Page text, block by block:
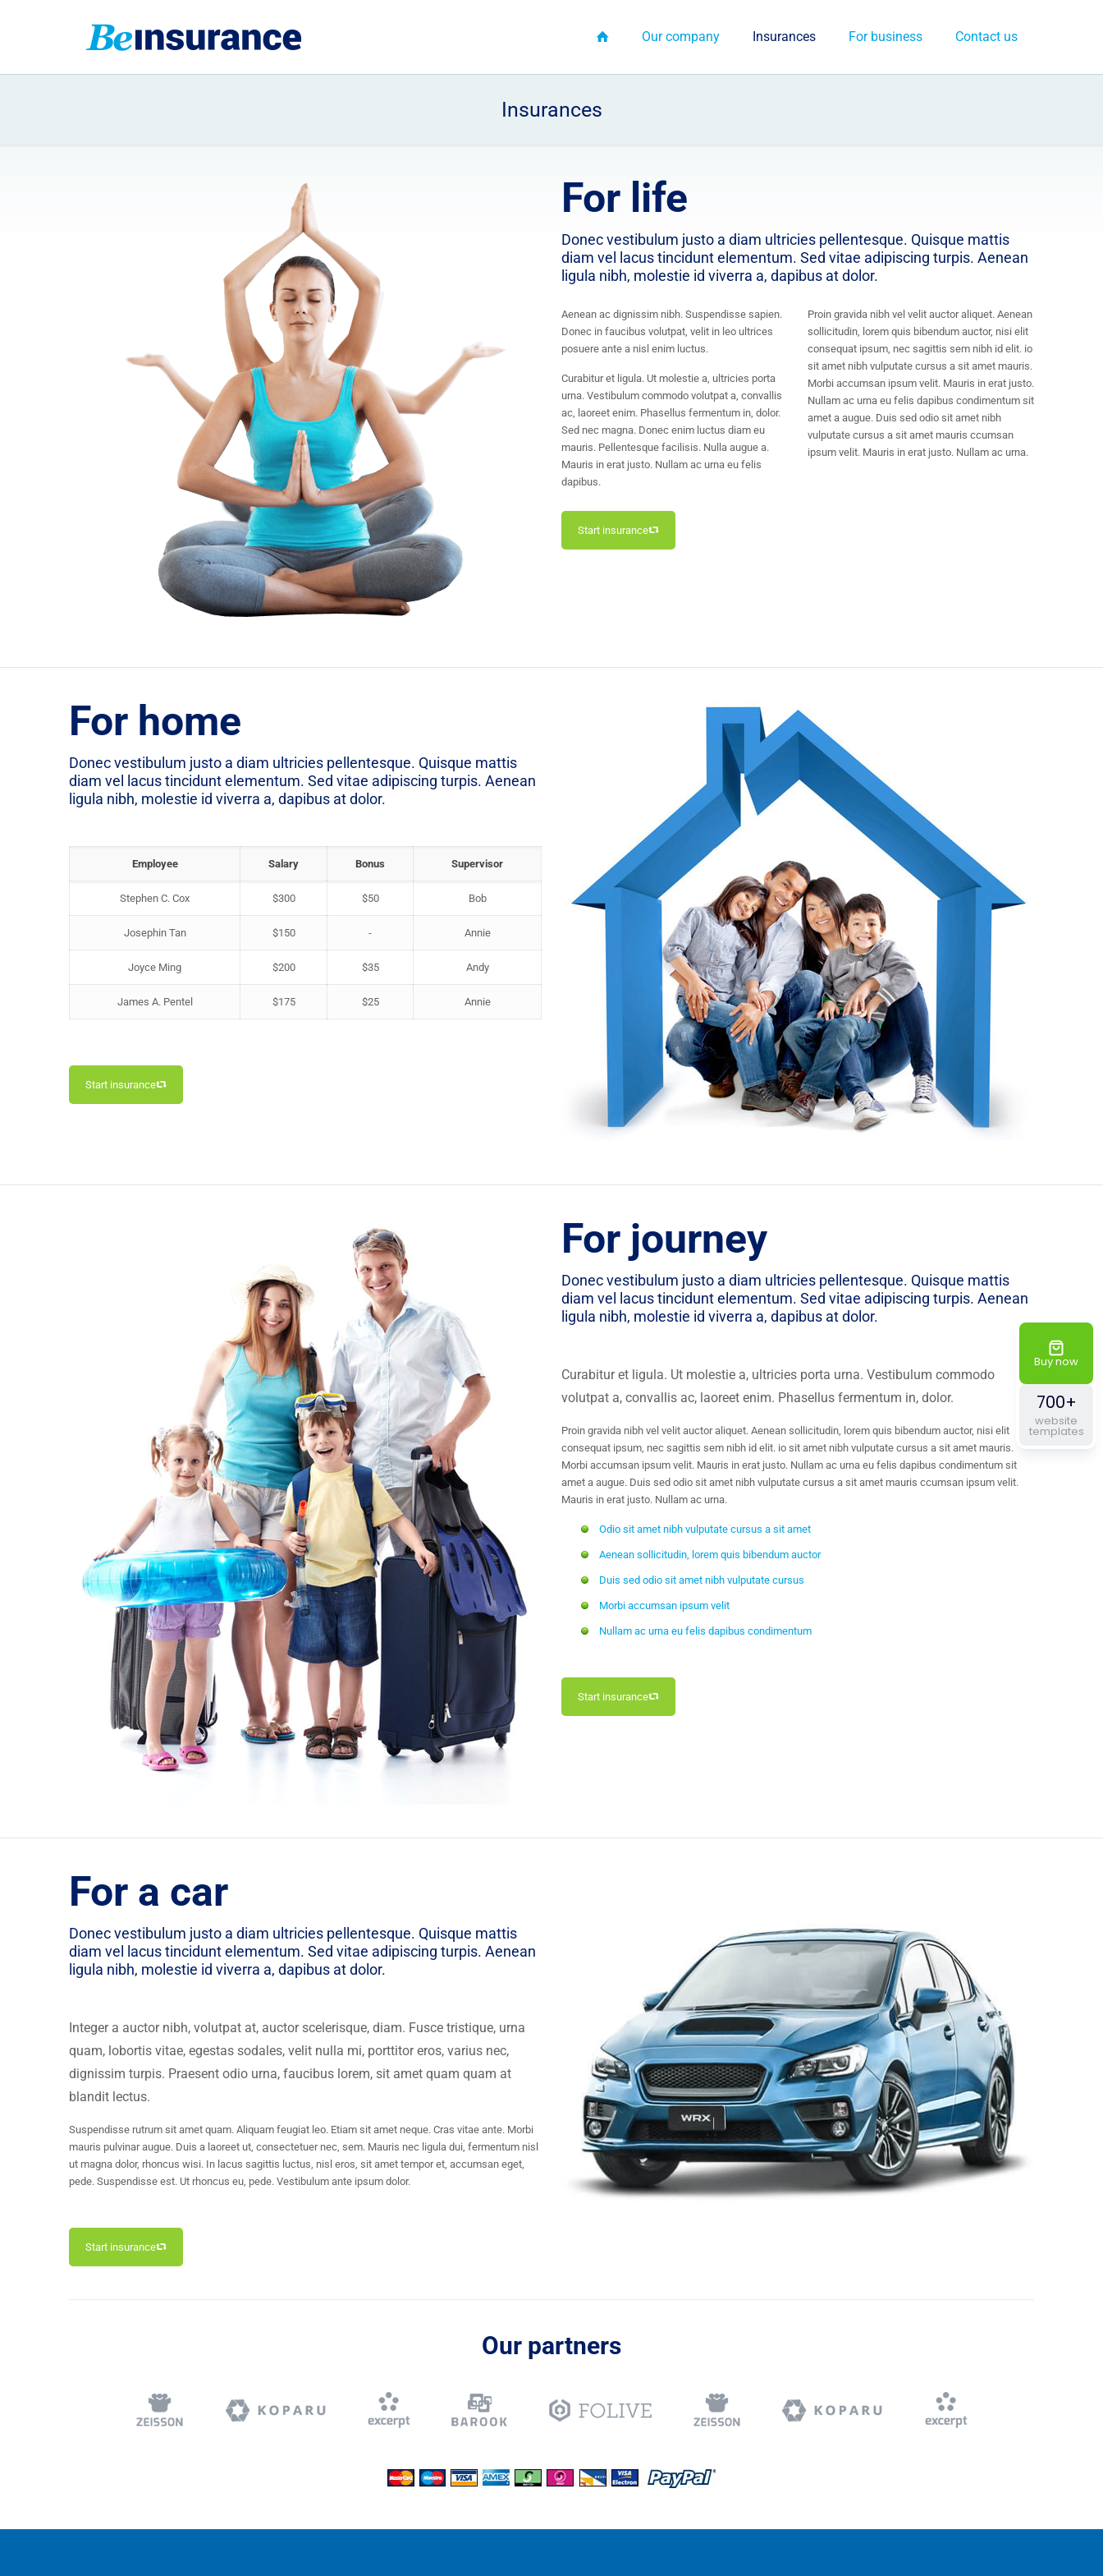
Our company Insurances For business Contact us
Insurances
For life
Donec vestibulum justo a diam ultricies pellentesque. Quisque mattis
diam vel lacus tincidunt elementum. Sed vitae adipiscing turpis. Aenean
ligula nibh, molestie id viverra a, dapibus at dolor.
Aenean ac dignissim nibh. Suspendisse sapien.
Donec in faucibus volutpat, velit in leo ultrices
posuere ante a nisl enim luctus.
Curabitur et ligula. Ut molestie a, ultricies porta
urna. Vestibulum commodo volutpat a, convallis
ac, laoreet enim. Phasellus fermentum in, dolor.
Sed nec magna. Donec enim luctus diam eu
mauris. Pellentesque facilisis. Nulla augue a.
Mauris in erat justo. Nullam ac urna eu felis
dapibus.
Proin gravida nibh vel velit auctor aliquet. Aenean
sollicitudin, lorem quis bibendum auctor, nisi elit
consequat ipsum, nec sagittis sem nibh id elit. io
sit amet nibh vulputate cursus a sit amet mauris.
Morbi accumsan ipsum velit. Mauris in erat justo.
Nullam ac urna eu felis dapibus condimentum sit
amet a augue. Duis sed odio sit amet nibh
vulputate cursus a sit amet mauris ccumsan
ipsum velit. Mauris in erat justo. Nullam ac urna.
Start insurance
For home
Donec vestibulum justo a diam ultricies pellentesque. Quisque mattis
diam vel lacus tincidunt elementum. Sed vitae adipiscing turpis. Aenean
ligula nibh, molestie id viverra a, dapibus at dolor.
Employee Salary Bonus Supervisor
Stephen C. Cox $300 $50 Bob
Josephin Tan $150 - Annie
Joyce Ming $200 $35 Andy
James A. Pentel $175 $25 Annie
Start insurance
For journey
Donec vestibulum justo a diam ultricies pellentesque. Quisque mattis
diam vel lacus tincidunt elementum. Sed vitae adipiscing turpis. Aenean
ligula nibh, molestie id viverra a, dapibus at dolor.
Curabitur et ligula. Ut molestie a, ultricies porta urna. Vestibulum commodo
volutpat a, convallis ac, laoreet enim. Phasellus fermentum in, dolor.
Proin gravida nibh vel velit auctor aliquet. Aenean sollicitudin, lorem quis bibendum auctor, nisi elit
consequat ipsum, nec sagittis sem nibh id elit. io sit amet nibh vulputate cursus a sit amet mauris.
Morbi accumsan ipsum velit. Mauris in erat justo. Nullam ac urna eu felis dapibus condimentum sit
amet a augue. Duis sed odio sit amet nibh vulputate cursus a sit amet mauris ccumsan ipsum velit.
Mauris in erat justo. Nullam ac urna.
Odio sit amet nibh vulputate cursus a sit amet
Aenean sollicitudin, lorem quis bibendum auctor
Duis sed odio sit amet nibh vulputate cursus
Morbi accumsan ipsum velit
Nullam ac urna eu felis dapibus condimentum
Start insurance
For a car
Donec vestibulum justo a diam ultricies pellentesque. Quisque mattis
diam vel lacus tincidunt elementum. Sed vitae adipiscing turpis. Aenean
ligula nibh, molestie id viverra a, dapibus at dolor.
Integer a auctor nibh, volutpat at, auctor scelerisque, diam. Fusce tristique, urna
quam, lobortis vitae, egestas sodales, velit nulla mi, porttitor eros, varius nec,
dignissim turpis. Praesent odio urna, faucibus lorem, sit amet quam quam at
blandit lectus.
Suspendisse rutrum sit amet quam. Aliquam feugiat leo. Etiam sit amet neque. Cras vitae ante. Morbi
mauris pulvinar augue. Duis a laoreet ut, consectetuer nec, sem. Mauris nec ligula dui, fermentum nisl
ut magna dolor, rhoncus wisi. In lacus sagittis luctus, nisl eros, sit amet tempor et, accumsan eget,
pede. Suspendisse est. Ut rhoncus eu, pede. Vestibulum ante ipsum dolor.
Start insurance
Our partners
Buy now
700+
website
templates